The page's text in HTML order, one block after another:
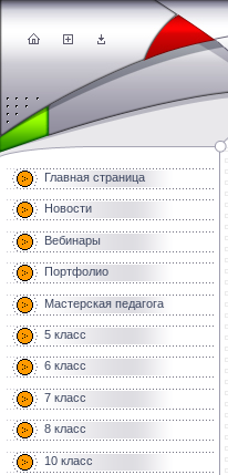
Главная страница
Новости
Вебинары
Портфолио
Мастерская педагога
5 класс
6 класс
7 класс
8 класс
10 класс